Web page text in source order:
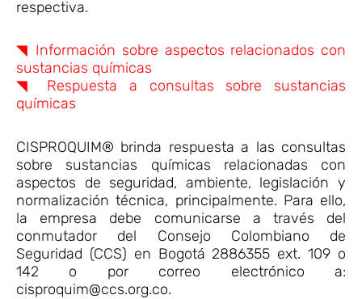
respectiva.
◥ Información sobre aspectos relacionados con
sustancias químicas
◥ Respuesta a consultas sobre sustancias
químicas
CISPROQUIM® brinda respuesta a las consultas
sobre sustancias químicas relacionadas con
aspectos de seguridad, ambiente, legislación y
normalización técnica, principalmente. Para ello,
la empresa debe comunicarse a través del
conmutador del Consejo Colombiano de
Seguridad (CCS) en Bogotá 2886355 ext. 109 o
142 o por correo electrónico a:
cisproquim@ccs.org.co.